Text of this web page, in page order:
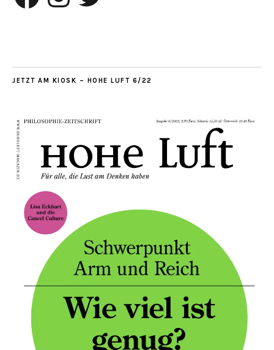
JETZT AM KIOSK – HOHE LUFT 6/22